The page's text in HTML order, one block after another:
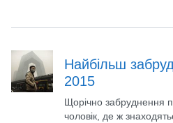
Найбільш
2015
Щорічно забруднення
чоловік, де ж